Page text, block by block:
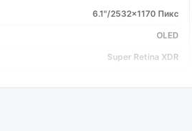
6.1"/2532x1170 Пикс
OLED
Super Retina XDR